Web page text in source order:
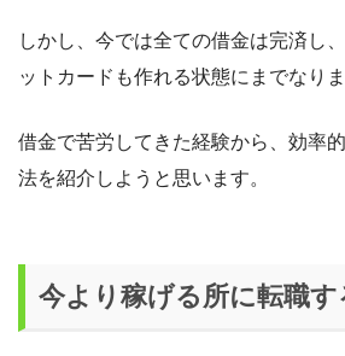
しかし、今では全ての借金は完済し
ットカードも作れる状態にまでなりま
借金で苦労してきた経験から、効率
法を紹介しようと思います。
今より稼げる所に転職す